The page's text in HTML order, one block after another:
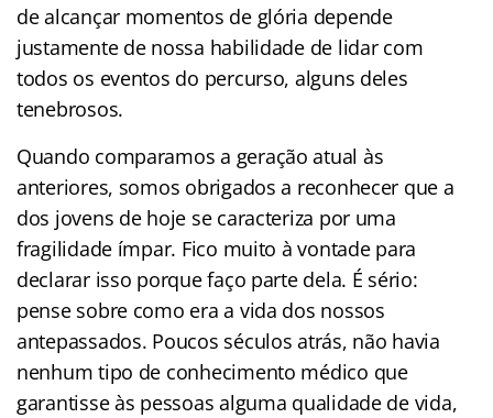
de alcançar momentos de glória depende
justamente de nossa habilidade de lidar com
todos os eventos do percurso, alguns deles
tenebrosos.
Quando comparamos a geração atual às
anteriores, somos obrigados a reconhecer que a
dos jovens de hoje se caracteriza por uma
fragilidade ímpar. Fico muito à vontade para
declarar isso porque faço parte dela. É sério:
pense sobre como era a vida dos nossos
antepassados. Poucos séculos atrás, não havia
nenhum tipo de conhecimento médico que
garantisse às pessoas alguma qualidade de vida,